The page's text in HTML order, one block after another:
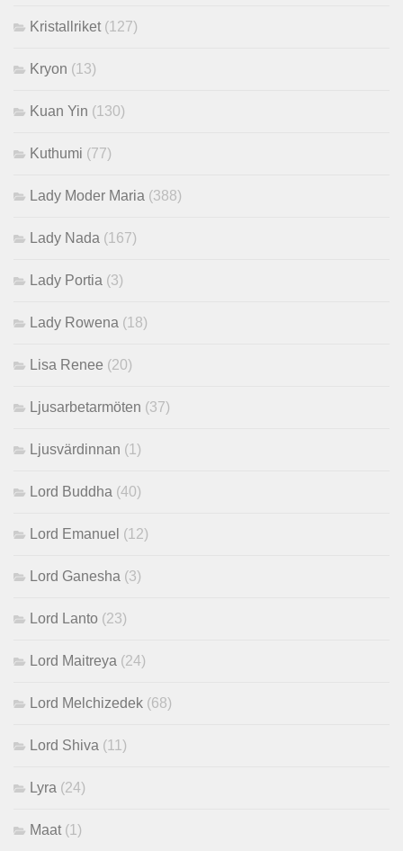
Kristallriket (127)
Kryon (13)
Kuan Yin (130)
Kuthumi (77)
Lady Moder Maria (388)
Lady Nada (167)
Lady Portia (3)
Lady Rowena (18)
Lisa Renee (20)
Ljusarbetarmöten (37)
Ljusvärdinnan (1)
Lord Buddha (40)
Lord Emanuel (12)
Lord Ganesha (3)
Lord Lanto (23)
Lord Maitreya (24)
Lord Melchizedek (68)
Lord Shiva (11)
Lyra (24)
Maat (1)